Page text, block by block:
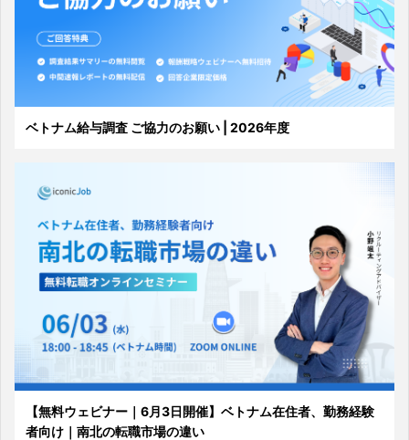
ベトナム給与調査 ご協力のお願い | 2026年度
【無料ウェビナー｜6月3日開催】ベトナム在住者、勤務経験
者向け｜南北の転職市場の違い